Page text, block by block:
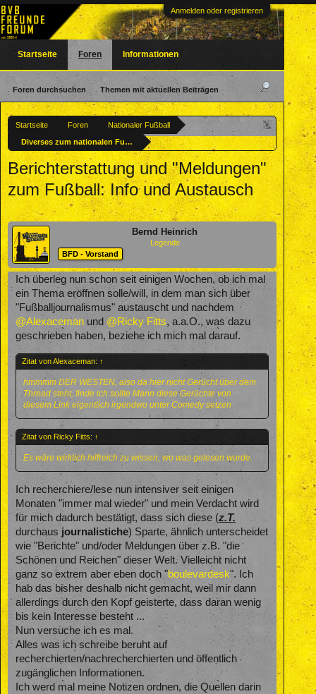
Anmelden oder registrieren
Startseite Foren
Nationaler Fußball
Diverses zum nationalen Fußball
Berichterstattung und "Meldungen"
zum Fußball: Info und Austausch
Bernd Heinrich
Legende
BFD - Vorstand
Ich überleg nun schon seit einigen Wochen, ob ich mal
ein Thema eröffnen solle/will, in dem man sich über
"Fußballjournalismus" austauscht und nachdem
@Alexaceman und @Ricky Fitts, a.a.O., was dazu
geschrieben haben, beziehe ich mich mal darauf.
Zitat von Alexaceman: ↑
hmmmm DER WESTEN, also da hier nicht Gerücht über dem
Thread steht, finde ich sollte Mann diese Gerüchte von
diesem Link eigentlich irgendwo unter Comedy setzen
Zitat von Ricky Fitts: ↑
Es wäre wirklich hilfreich zu wissen, wo was gelesen wurde.
Ich recherchiere/lese nun intensiver seit einigen
Monaten "immer mal wieder" und mein Verdacht wird
für mich dadurch bestätigt, dass sich diese (z.T.
durchaus journalistiche) Sparte, ähnlich unterscheidet
wie "Berichte" und/oder Meldungen über z.B. "die
Schönen und Reichen" dieser Welt. Vielleicht nicht
ganz so extrem aber eben doch "boulevardesk". Ich
hab das bisher deshalb nicht gemacht, weil mir dann
allerdings durch den Kopf geisterte, dass daran wenig
bis kein Interesse besteht ...
Nun versuche ich es mal.
Alles was ich schreibe beruht auf
recherchierten/nachrecherchierten und öffentlich
zugänglichen Informationen.
Ich werd mal meine Notizen ordnen, die Quellen darin
Startseite Foren
Foren durchsuchen Themen mit aktuellen Beiträgen
Informationen